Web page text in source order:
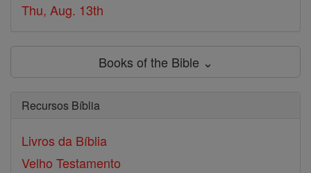
Thu, Aug. 13th
Books of the Bible ⌄
Recursos Bíblia
Livros da Bíblia
Velho Testamento